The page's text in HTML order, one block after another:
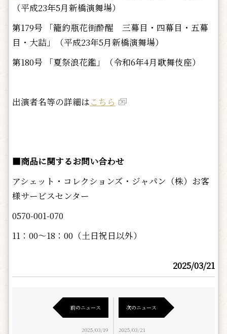
（平成23年5月新橋演舞場）
第179号 「籠釣瓶花街酔醒 三幕目・四幕目・五幕
目・大詰」（平成23年5月新橋演舞場）
第180号 「夏祭浪花鑑」（令和6年4月歌舞伎座）
出演者名等の詳細はこちら
■商品に関するお問い合わせ
アシェット・コレクションズ・ジャパン（株）お客
様サービスセンター
0570-001-070
11：00～18：00（土日祝日以外）
2025/03/21
前のニュース
2025/03/19
次のニュース
2025/03/21